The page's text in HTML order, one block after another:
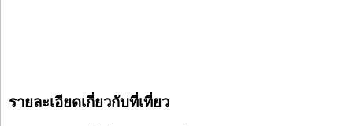
รายละเอียดเกี่ยวกับที่เที่ยว